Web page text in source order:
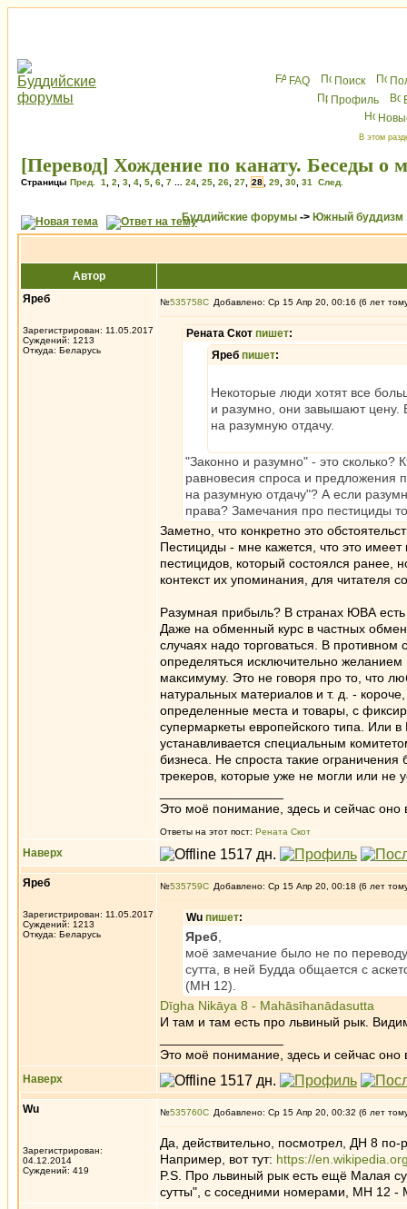
FAQ Поиск
Профиль
В этом
[Перевод] Хождение по канату. Беседы о
Страницы Пред. 1 2 3 4 5 6 7 24 25 26 27 28 29 30 31 След.
Буддийские форумы -> Южный буддизм
Автор
Яреб
Зарегистрирован: 11.05.2017
Суждений: 1213
Откуда: Беларусь
№535758 Добавлено: Ср 15 Апр 20, 00:16 (6 лет
Рената Скот пишет:
Яреб пишет:
Некоторые люди хотят все
и разумно, они завышают
на разумную отдачу.
"Законно и разумно" - это сколько?
равновесия спроса и предложения
на разумную отдачу"? А если
права? Замечания про пестициды
Заметно, что конкретно это
Пестициды - мне кажется, что это
пестицидов, который состоялся
контекст их упоминания, для читателя
Разумная прибыль? В странах ЮВА есть
Даже на обменный курс в частных
случаях надо торговаться. В
определяться исключительно
максимуму. Это не говоря про то, что
натуральных материалов и т. д. -
определенные места и товары, с
супермаркеты европейского типа. Или
устанавливается специальным
бизнеса. Не спроста такие
трекеров, которые уже не могли или не
Это моё понимание, здесь и сейчас оно
Ответы на этот пост: Рената Скот
Наверх
Яреб
Зарегистрирован: 11.05.2017
Суждений: 1213
Откуда: Беларусь
№535759 Добавлено: Ср 15 Апр 20, 00:18 (6 лет
Wu пишет:
Яреб
моё замечание было не по
сутта, в ней Будда общается с
(МН 12).
Dīgha Nikāya 8 - Mahāsīhanādasutta
И там и там есть про львиный рык.
Это моё понимание, здесь и сейчас оно
Наверх
Wu
Зарегистрирован:
04.12.2014
Суждений: 419
№535760 Добавлено: Ср 15 Апр 20, 00:32 (6 лет
Да, действительно, посмотрел, ДН 8 по-
Например, вот тут: https://
P.S. Про львиный рык есть ещё Малая
сутты", с соседними номерами, МН 12 -